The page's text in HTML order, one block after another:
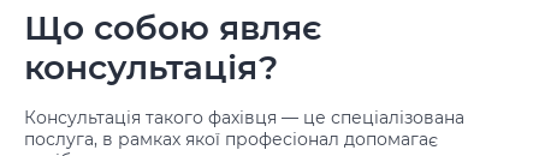
Що собою являє
консультація?
Консультація такого фахівця — це спеціалізована
послуга, в рамках якої професіонал допомагає